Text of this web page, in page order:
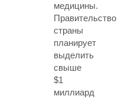
медицины.
Правительство
страны
планирует
выделить
свыше
$1
миллиард